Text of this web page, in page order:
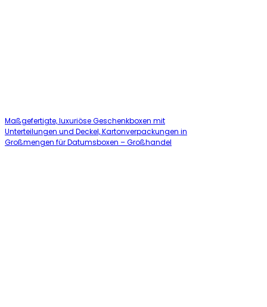
Maßgefertigte, luxuriöse Geschenkboxen mit
Unterteilungen und Deckel, Kartonverpackungen in
Großmengen für Datumsboxen – Großhandel